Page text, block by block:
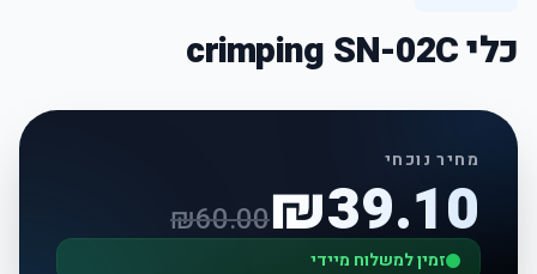
כלי crimping SN-02C
מחיר נוכחי
₪39.10
₪60.00
זמין למשלוח מיידי